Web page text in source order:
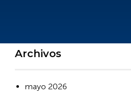
Archivos
mayo 2026